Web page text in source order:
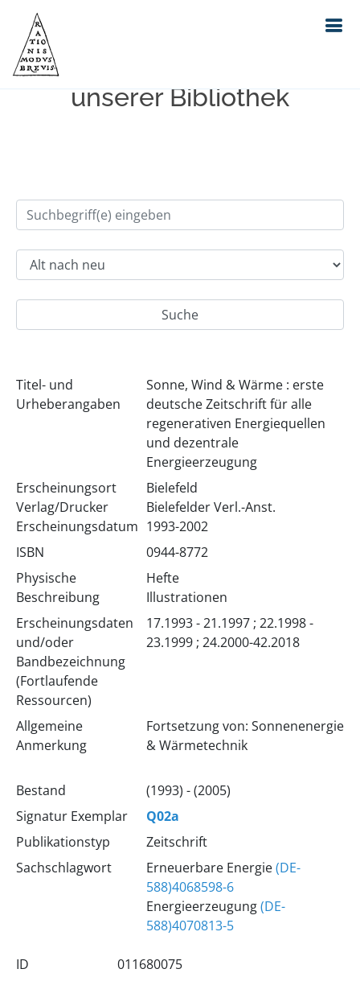
Einfache Suche im Bestand
unserer Bibliothek
Titel- und
Urheberangaben
Sonne, Wind & Wärme : erste
deutsche Zeitschrift für alle
regenerativen Energiequellen
und dezentrale
Energieerzeugung
Erscheinungsort
Verlag/Drucker
Erscheinungsdatum
Bielefeld
Bielefelder Verl.-Anst.
1993-2002
ISBN
0944-8772
Physische
Beschreibung
Hefte
Illustrationen
Erscheinungsdaten
und/oder
Bandbezeichnung
(Fortlaufende
Ressourcen)
17.1993 - 21.1997 ; 22.1998 -
23.1999 ; 24.2000-42.2018
Allgemeine
Anmerkung
Fortsetzung von: Sonnenenergie
& Wärmetechnik
Bestand
(1993) - (2005)
Signatur Exemplar
Q02a
Publikationstyp
Zeitschrift
Sachschlagwort
Erneuerbare Energie(DE-
588)4068598-6
Energieerzeugung(DE-
588)4070813-5
ID 011680075